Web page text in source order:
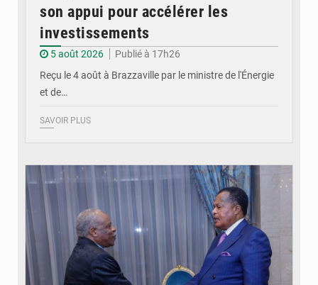
son appui pour accélérer les
investissements
5 août 2026
Publié à 17h26
Reçu le 4 août à Brazzaville par le ministre de l'Énergie
et de…
SAVOIR PLUS